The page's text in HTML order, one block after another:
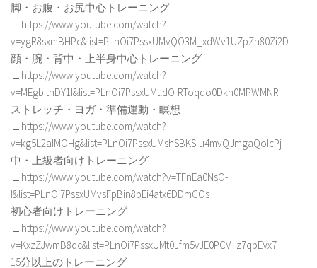
脚・お腹・お尻中心トレーニング
∟https://www.youtube.com/watch?
v=ygR8sxmBHPc&list=PLnOi7PssxUMvQO3M_xdWv1UZpZn80Zi2D
顔・腕・背中・上半身中心トレーニング
∟https://www.youtube.com/watch?
v=MEgbItnDY1I&list=PLnOi7PssxUMtldO-RToqdo0Dkh0MPWMNR
ストレッチ・ヨガ・準備運動・瞑想
∟https://www.youtube.com/watch?
v=kg5L2aIMOHg&list=PLnOi7PssxUMshSBKS-u4mvQJmgaQoIcPj
中・上級者向けトレーニング
∟https://www.youtube.com/watch?v=TFnEa0NsO-
I&list=PLnOi7PssxUMvsFpBin8pEi4atx6DDmGOs
初心者向けトレーニング
∟https://www.youtube.com/watch?
v=KxzZJwmB8qc&list=PLnOi7PssxUMt0Jfm5vJE0PCV_z7qbEVx7
15分以上のトレーニング